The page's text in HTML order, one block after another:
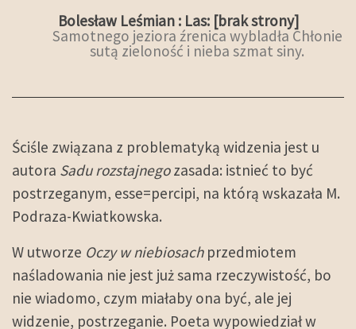
Bolesław Leśmian : Las: [brak strony]
Samotnego jeziora źrenica wybladła Chłonie
sutą zieloność i nieba szmat siny.
Ściśle związana z problematyką widzenia jest u
autora Sadu rozstajnegozasada: istnieć to być
postrzeganym, esse=percipi, na którą wskazała M.
Podraza-Kwiatkowska.
W utworze Oczy w niebiosachprzedmiotem
naśladowania nie jest już sama rzeczywistość, bo
nie wiadomo, czym miałaby ona być, ale jej
widzenie, postrzeganie. Poeta wypowiedział w